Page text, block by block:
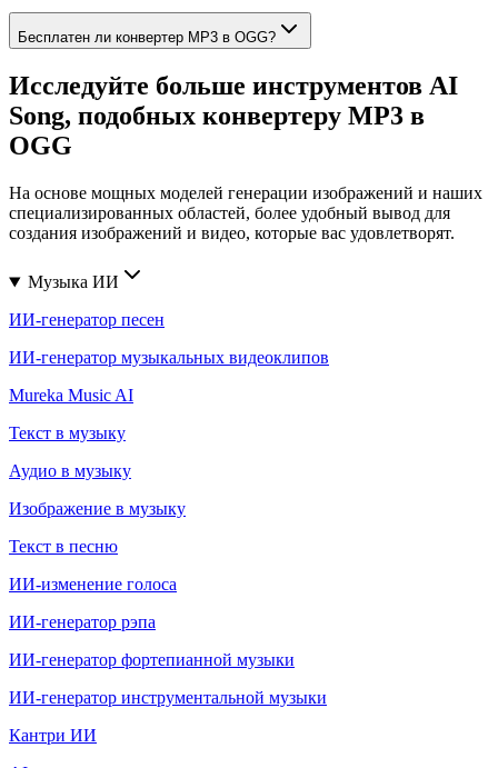
Бесплатен ли конвертер MP3 в OGG?
Исследуйте больше инструментов AI
Song, подобных конвертеру MP3 в
OGG
На основе мощных моделей генерации изображений и наших
специализированных областей, более удобный вывод для
создания изображений и видео, которые вас удовлетворят.
Музыка ИИ
ИИ-генератор песен
ИИ-генератор музыкальных видеоклипов
Mureka Music AI
Текст в музыку
Аудио в музыку
Изображение в музыку
Текст в песню
ИИ-изменение голоса
ИИ-генератор рэпа
ИИ-генератор фортепианной музыки
ИИ-генератор инструментальной музыки
Кантри ИИ